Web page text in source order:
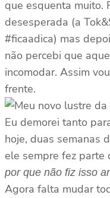
que esquenta muito.
desesperada (a
#ficaadica) mas
não percebi que
incomodar. Assim
frente.
Eu demorei tanto
hoje, duas semanas
ele sempre fez parte
por que não fiz isso
Agora falta mudar